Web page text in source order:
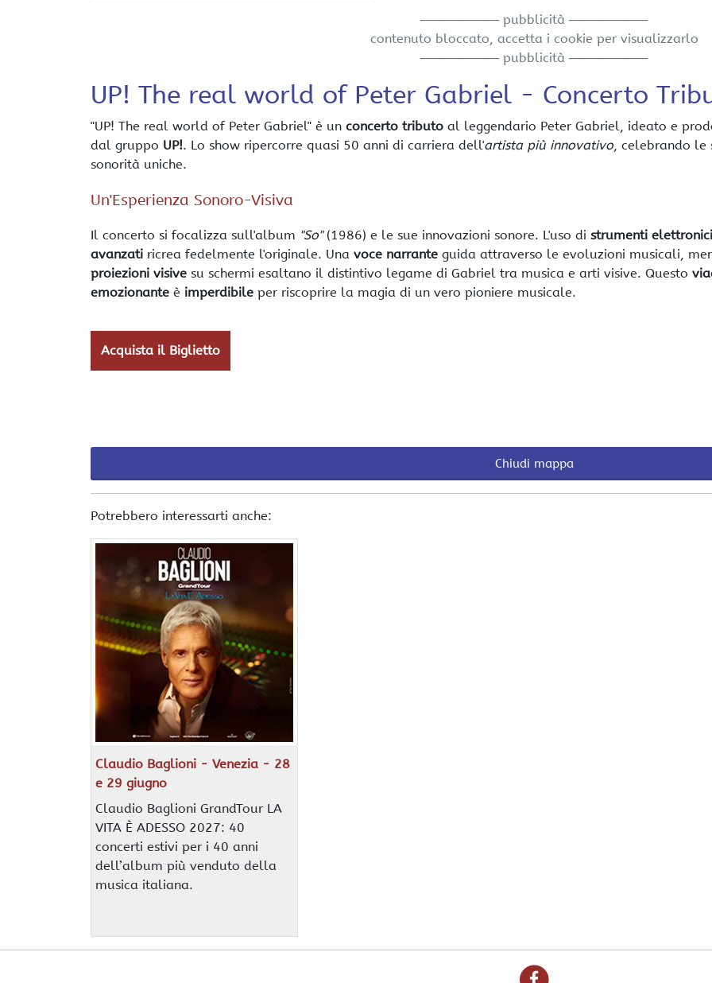
───────── pubblicità ─────────
contenuto bloccato, accetta i cookie per visualizzarlo
───────── pubblicità ─────────
UP! The real world of Peter Gabriel - Concerto
"UP! The real world of Peter Gabriel" è un concerto tributo al leggendario Peter Gabriel, ideato e
dal gruppo UP!. Lo show ripercorre quasi 50 anni di carriera dell'artista più innovativo, celebrando le
sonorità uniche.
Un'Esperienza Sonoro-Visiva
Il concerto si focalizza sull'album "So"(1986) e le sue innovazioni sonore. L'uso di strumenti elettronici
avanzati ricrea fedelmente l'originale. Una voce narrante guida attraverso le evoluzioni musicali,
proiezioni visive su schermi esaltano il distintivo legame di Gabriel tra musica e arti visive. Questo
emozionante è imperdibile per riscoprire la magia di un vero pioniere musicale.
Acquista il Biglietto
Chiudi mappa
Potrebbero interessarti anche:
Claudio Baglioni - Venezia - 28
e 29 giugno
Claudio Baglioni GrandTour LA
VITA È ADESSO 2027: 40
concerti estivi per i 40 anni
dell’album più venduto della
musica italiana.